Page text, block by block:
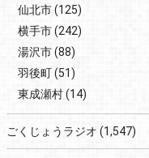
仙北市(125)
横手市(242)
湯沢市(88)
羽後町(51)
東成瀬村(14)
ごくじょうラジオ (1,547)